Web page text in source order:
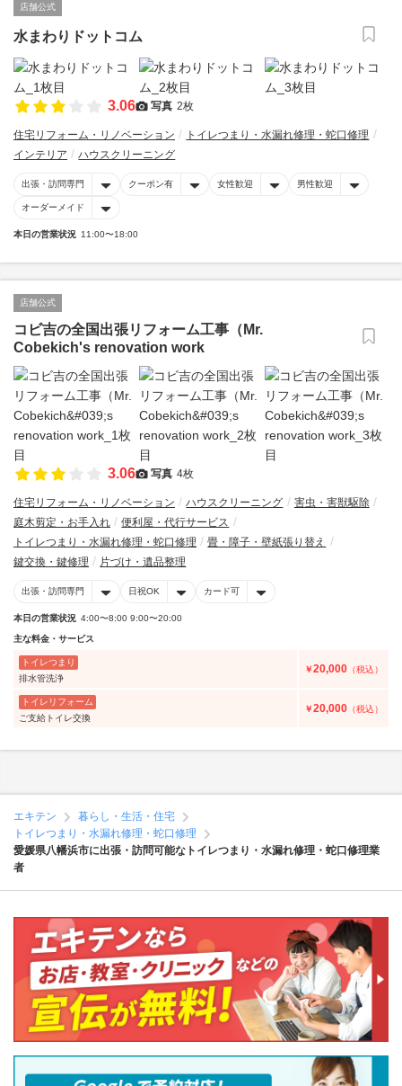
店舗公式
水まわりドットコム
3.06 写真 2枚
住宅リフォーム・リノベーション
トイレつまり・水漏れ修理・蛇口修理
インテリア
ハウスクリーニング
出張・訪問専門 クーポン有 女性歓迎 男性歓迎
オーダーメイド
本日の営業状況 11:00〜18:00
店舗公式
コビ吉の全国出張リフォーム工事（Mr.
Cobekich's renovation work
3.06 写真 4枚
住宅リフォーム・リノベーション ハウスクリーニング
害虫・害獣駆除
庭木剪定・お手入れ
便利屋・代行サービス
トイレつまり・水漏れ修理・蛇口修理
畳・障子・壁紙張り替え
鍵交換・鍵修理
片づけ・遺品整理
出張・訪問専門 日祝OK カード可
本日の営業状況 4:00〜8:00 9:00〜20:00
主な料金・サービス
トイレつまり
排水管洗浄
￥20,000 （税込）
トイレリフォーム
ご支給トイレ交換
￥20,000 （税込）
エキテン
暮らし・生活・住宅
トイレつまり・水漏れ修理・蛇口修理
愛媛県八幡浜市に出張・訪問可能なトイレつまり・水漏れ修理・蛇口修理業
者